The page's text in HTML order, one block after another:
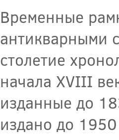
Временные
антикварными
столетие
начала XVIII
изданные до
издано до 1950